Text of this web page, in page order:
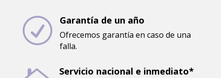
R Garantía de un año
Ofrecemos garantía en caso de una
falla.
Servicio nacional e inmediato*